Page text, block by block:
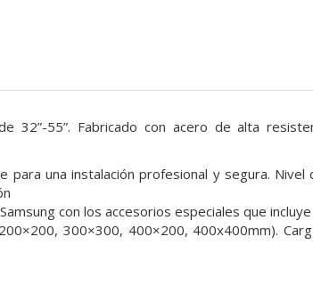
32”-55”. Fabricado con acero de alta
para una instalación profesional y segura.
con los accesorios especiales que
300×300, 400×200, 400x400mm).